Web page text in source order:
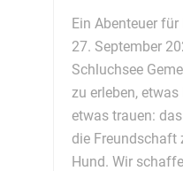
Ein Abenteuer
27. September
Schluchsee
zu erleben,
etwas trauen:
die Freundschaft
Hund. Wir